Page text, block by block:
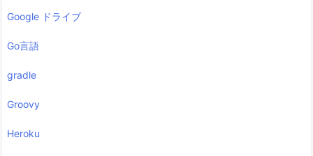
Google ドライブ
Go言語
gradle
Groovy
Heroku